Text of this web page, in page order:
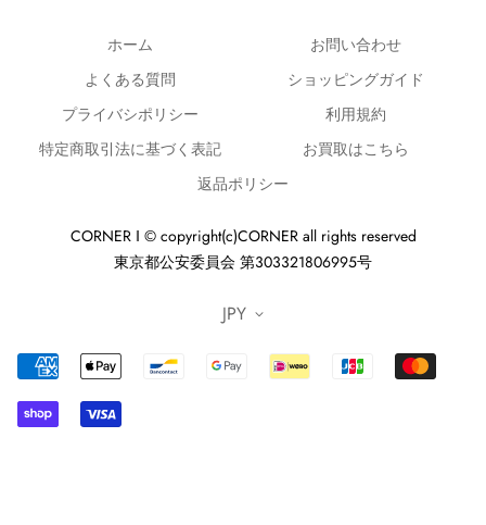
ホーム
お問い合わせ
よくある質問
ショッピングガイド
プライバシポリシー
利用規約
特定商取引法に基づく表記
お買取はこちら
返品ポリシー
CORNER ‖ © copyright(c)CORNER all rights reserved
東京都公安委員会 第303321806995号
JPY